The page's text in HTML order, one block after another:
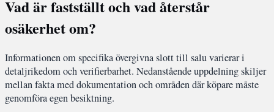
Vad är fastställt och vad återstår
osäkerhet om?
Informationen om specifika övergivna slott till salu varierar i
detaljrikedom och verifierbarhet. Nedanstående uppdelning skiljer
mellan fakta med dokumentation och områden där köpare måste
genomföra egen besiktning.